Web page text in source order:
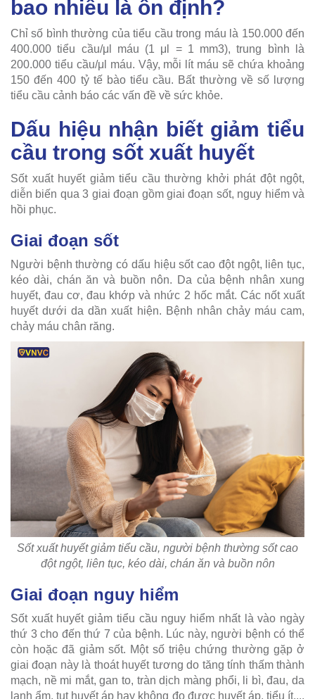
bao nhiêu là ổn định?
Chỉ số bình thường của tiểu cầu trong máu là 150.000 đến
400.000 tiểu cầu/μl máu (1 μl = 1 mm3), trung bình là
200.000 tiểu cầu/μl máu. Vậy, mỗi lít máu sẽ chứa khoảng
150 đến 400 tỷ tế bào tiểu cầu. Bất thường về số lượng
tiểu cầu cảnh báo các vấn đề về sức khỏe.
Dấu hiệu nhận biết giảm tiểu
cầu trong sốt xuất huyết
Sốt xuất huyết giảm tiểu cầu thường khởi phát đột ngột,
diễn biến qua 3 giai đoạn gồm giai đoạn sốt, nguy hiểm và
hồi phục.
Giai đoạn sốt
Người bệnh thường có dấu hiệu sốt cao đột ngột, liên tục,
kéo dài, chán ăn và buồn nôn. Da của bệnh nhân xung
huyết, đau cơ, đau khớp và nhức 2 hốc mắt. Các nốt xuất
huyết dưới da dần xuất hiện. Bệnh nhân chảy máu cam,
chảy máu chân răng.
Sốt xuất huyết giảm tiểu cầu, người bệnh thường sốt cao
đột ngột, liên tục, kéo dài, chán ăn và buồn nôn
Giai đoạn nguy hiểm
Sốt xuất huyết giảm tiểu cầu nguy hiểm nhất là vào ngày
thứ 3 cho đến thứ 7 của bệnh. Lúc này, người bệnh có thể
còn hoặc đã giảm sốt. Một số triệu chứng thường gặp ở
giai đoạn này là thoát huyết tương do tăng tính thấm thành
mạch, nề mi mắt, gan to, tràn dịch màng phổi, li bì, đau, da
lạnh ẩm, tụt huyết áp hay không đo được huyết áp, tiểu ít,...